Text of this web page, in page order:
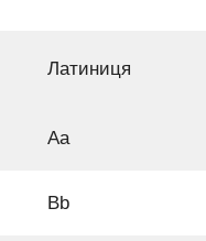
Латиниця
Aа
Bb